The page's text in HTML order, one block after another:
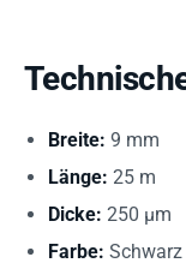
Breite: 9 mm
Länge: 25 m
Dicke: 250 µm
Farbe: Schwarz